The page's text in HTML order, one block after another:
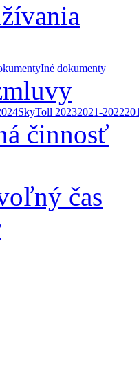
Iné dokumenty
SkyToll 20232021-2022
činnosť
čas